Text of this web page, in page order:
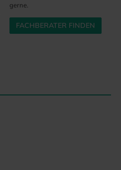
gerne.
FACHBERATER FINDEN